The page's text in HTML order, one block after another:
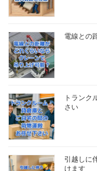
電線との
トランク
さい
引越しに
けます